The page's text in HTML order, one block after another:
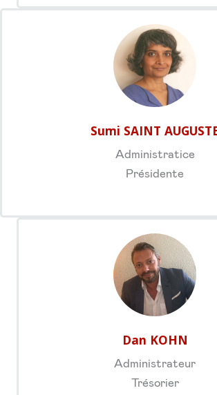
Sumi SAINT
Administratice
Présidente
Dan KOHN
Administrateur
Trésorier